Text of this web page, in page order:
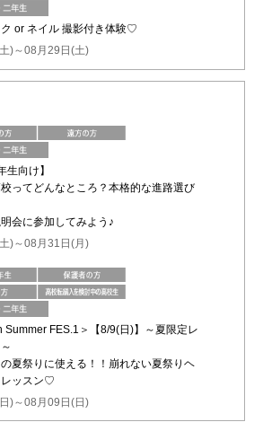
or ネイル 撮影付き体験♡
)～08月29日(土)
生向け】
ってどんなところ？本格的な進路選び
会に参加してみよう♪
)～08月31日(月)
Summer FES.1＞【8/9(日)】～夏限定レ
夏祭りに使える！！崩れない夏祭りヘ
レッスン♡
)～08月09日(日)